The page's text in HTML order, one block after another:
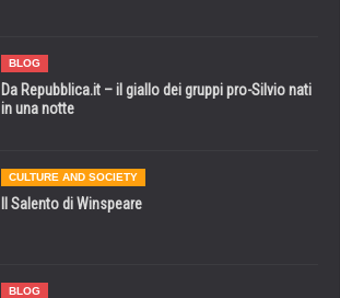
BLOG
Da Repubblica.it – il giallo dei gruppi pro-Silvio nati
in una notte
CULTURE AND SOCIETY
Il Salento di Winspeare
BLOG